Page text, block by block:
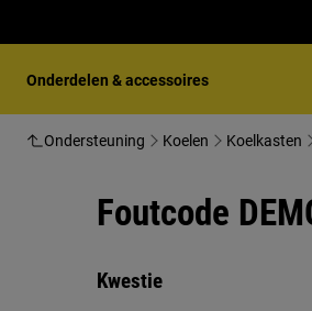
Onderdelen & accessoires
Ondersteuning Koelen Koelkasten
Foutcode
Kwestie